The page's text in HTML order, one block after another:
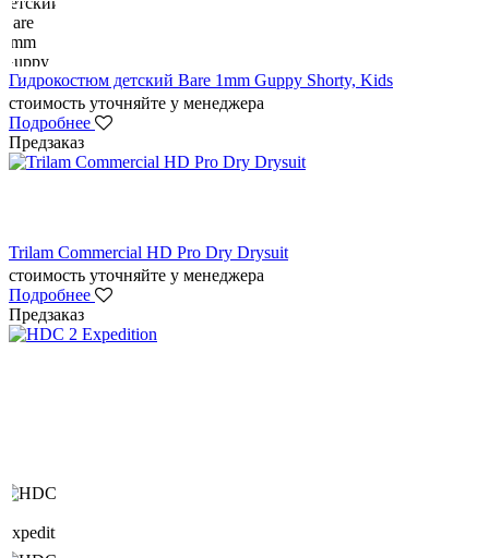
Гидрокостюм детский Bare 1mm Guppy Shorty, Kids
стоимость уточняйте у менеджера
Подробнее
Предзаказ
Trilam Commercial HD Pro Dry Drysuit
стоимость уточняйте у менеджера
Подробнее
Предзаказ